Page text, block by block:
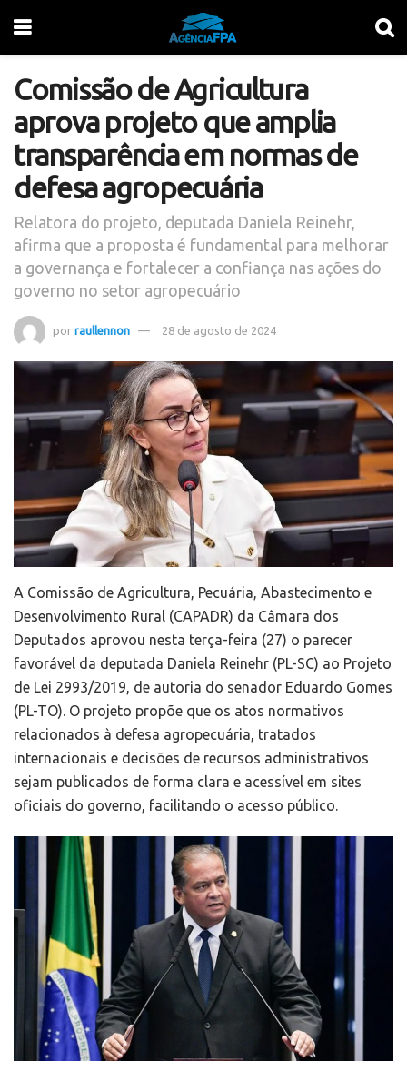
Comissão de Agricultura
aprova projeto que amplia
transparência em normas de
defesa agropecuária
Relatora do projeto, deputada Daniela Reinehr,
afirma que a proposta é fundamental para melhorar
a governança e fortalecer a confiança nas ações do
governo no setor agropecuário
por raullennon 28 de agosto de 2024
A Comissão de Agricultura, Pecuária, Abastecimento e
Desenvolvimento Rural (CAPADR) da Câmara dos
Deputados aprovou nesta terça-feira (27) o parecer
favorável da deputada Daniela Reinehr (PL-SC) ao Projeto
de Lei 2993/2019, de autoria do senador Eduardo Gomes
(PL-TO). O projeto propõe que os atos normativos
relacionados à defesa agropecuária, tratados
internacionais e decisões de recursos administrativos
sejam publicados de forma clara e acessível em sites
oficiais do governo, facilitando o acesso público.